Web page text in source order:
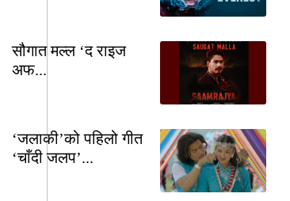
सौगात मल्ल ‘द राइज
अफ...
‘जलाकी’को पहिलो गीत
‘चाँदी जलप’...